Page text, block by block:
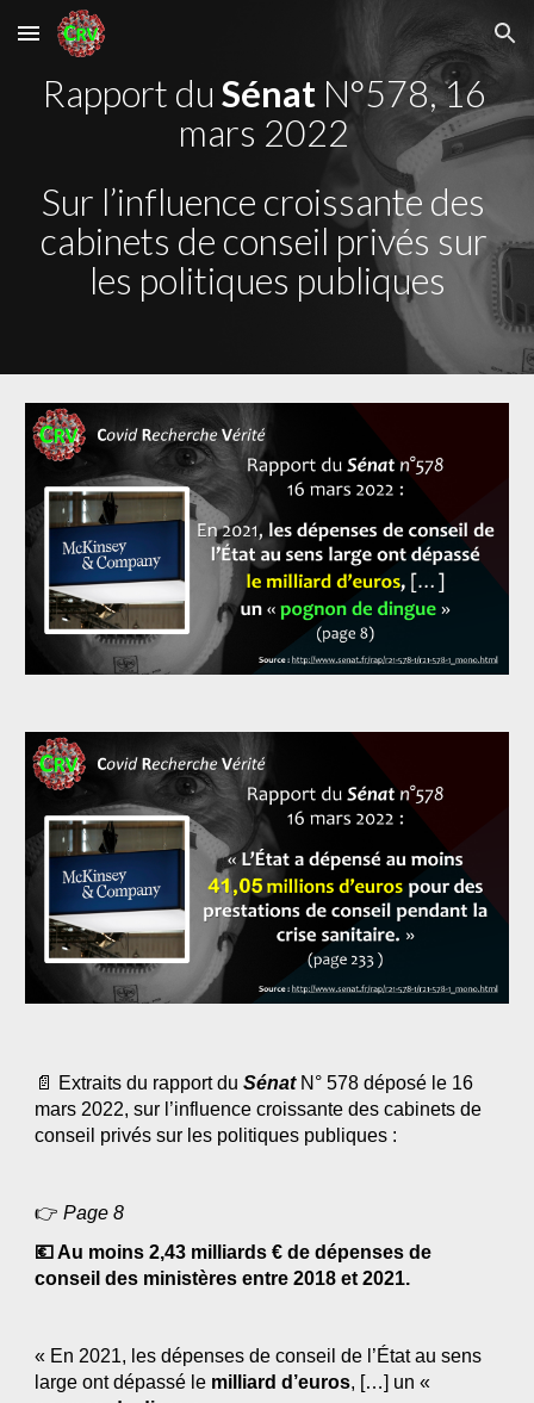
Skip to main content Skip to navigation
Rapport du Sénat N°578, 16
mars 2022
Sur l’influence croissante des
cabinets de conseil privés sur
les politiques publiques
📄 Extraits du rapport du Sénat N° 578 déposé le 16
mars 2022, sur l’influence croissante des cabinets de
conseil privés sur les politiques publiques :
👉 Page 8
💶 Au moins 2,43 milliards € de dépenses de
conseil des ministères entre 2018 et 2021.
« En 2021, les dépenses de conseil de l’État au sens
large ont dépassé le milliard d’euros